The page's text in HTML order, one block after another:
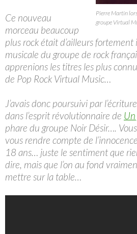
Pierre Martin
groupe Virtual
Ce nouveau
morceau beaucoup
plus rock était d’ailleurs
musicale du groupe de rock
apprenions les titres les plus
de Pop Rock Virtual Music…
J’avais donc poursuivi par
dans l’esprit révolutionnaire de
phare du groupe Noir Désir….
vous rendre compte de
18 ans… juste le sentiment que
dire, mais que l’on au fond
mettre sur la table…